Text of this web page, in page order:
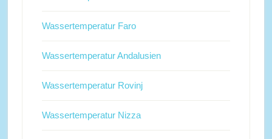
Wassertemperatur Faro
Wassertemperatur Andalusien
Wassertemperatur Rovinj
Wassertemperatur Nizza